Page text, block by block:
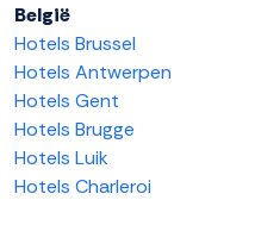
België
Hotels Brussel
Hotels Antwerpen
Hotels Gent
Hotels Brugge
Hotels Luik
Hotels Charleroi